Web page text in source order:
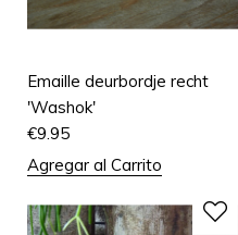
Emaille deurbordje recht
'Washok'
€9.95
Agregar al Carrito